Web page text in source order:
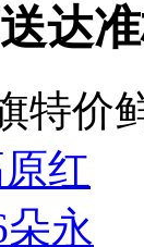
达
特价